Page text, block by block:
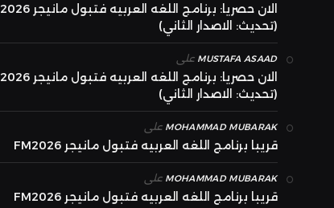
الان حصريا: برنامج اللغه العربيه فتبول مانيجر 2026
(تحديث: الاصدار الثاني)
MUSTAFA ASAAD على
الان حصريا: برنامج اللغه العربيه فتبول مانيجر 2026
(تحديث: الاصدار الثاني)
MOHAMMAD MUBARAK على
قريبا برنامج اللغه العربيه فتبول مانيجر FM2026
MOHAMMAD MUBARAK على
قريبا برنامج اللغه العربيه فتبول مانيجر FM2026